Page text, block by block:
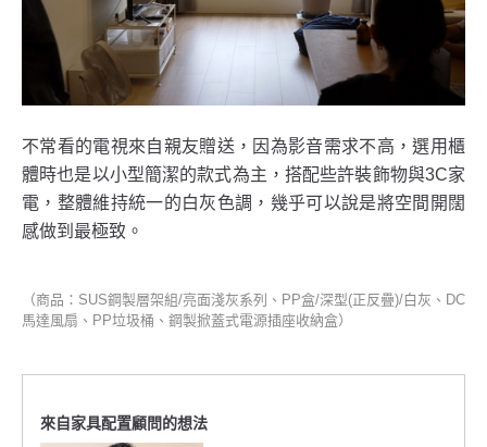
不常看的電視來自親友贈送，因為影音需求不高，選用櫃
體時也是以小型簡潔的款式為主，搭配些許裝飾物與3C家
電，整體維持統一的白灰色調，幾乎可以說是將空間開闊
感做到最極致。
（商品：SUS鋼製層架組/亮面淺灰系列、PP盒/深型(正反疊)/白灰、DC
馬達風扇、PP垃圾桶、鋼製掀蓋式電源插座收納盒）
來自家具配置顧問的想法